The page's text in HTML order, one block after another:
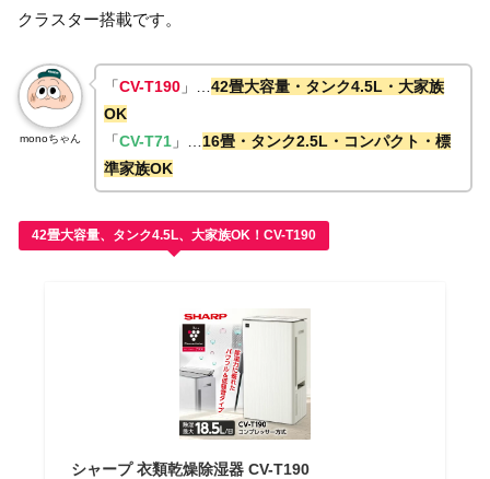
クラスター搭載です。
monoちゃん
「CV-T190 」… 42畳大容量・タンク4.5L・大家族
OK
「CV-T71 」… 16畳・タンク2.5L・コンパクト・標
準家族OK
42畳大容量、タンク4.5L、大家族OK！CV-T190
シャープ 衣類乾燥除湿器 CV-T190